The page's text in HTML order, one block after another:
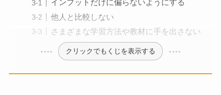
インプットだけに偏らないようにする
他人と比較しない
さまざまな学習方法や教材に手を出さない
クリックでもくじを表示する